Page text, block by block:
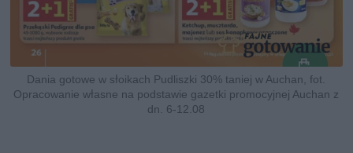
Dania gotowe w słoikach Pudliszki 30% taniej w Auchan, fot.
Opracowanie własne na podstawie gazetki promocyjnej Auchan z
dn. 6-12.08